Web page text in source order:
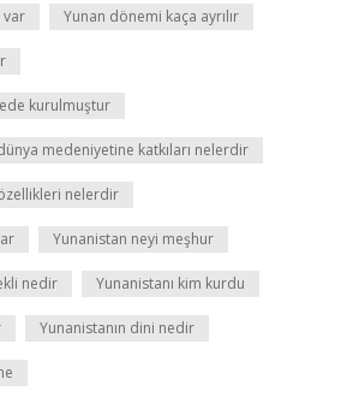
var Yunan dönemi kaça ayrılır
kurulmuştur
medeniyetine katkıları nelerdir
nelerdir
Yunanistan neyi meşhur
nedir Yunanistanı kim kurdu
Yunanistanın dini nedir